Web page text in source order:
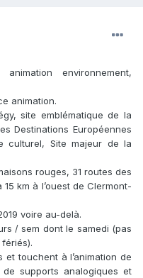
environnement,
animation.
site emblématique de la
Destinations Européennes
culturel, Site majeur de la
rouges, 31 routes des
km à l’ouest de Clermont-
voire au-delà.
/ sem dont le samedi (pas
et touchent à l’animation de
supports analogiques et